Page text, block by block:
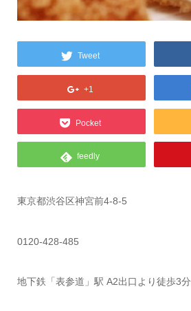
Tweet
+1
Pocket
feedly
東京都渋谷区神宮前4-8-5
0120-428-485
地下鉄「表参道」駅 A2出口より徒歩3分